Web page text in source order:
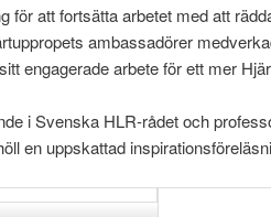
för att fortsätta arbetet med att
ambassadörer
engagerade arbete för ett mer
i Svenska HLR-rådet och
en uppskattad